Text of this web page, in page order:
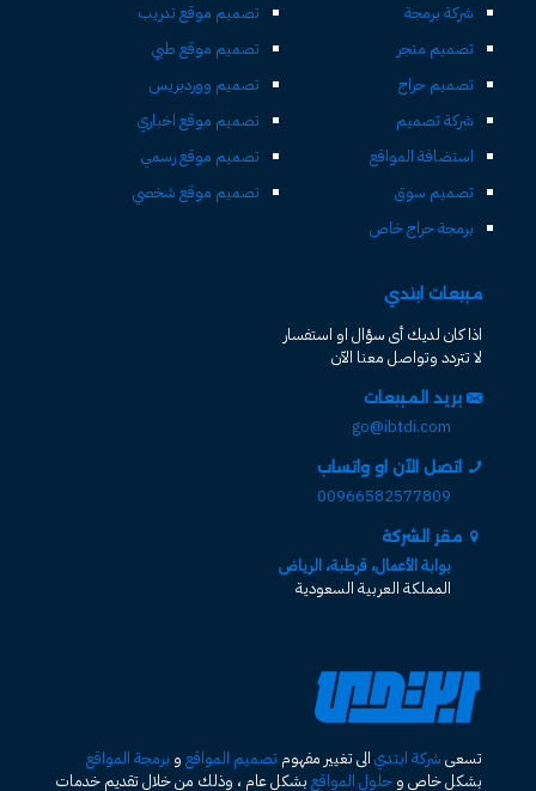
شركة برمجة
تصميم متجر
تصميم حراج
شركة تصميم
استضافة المواقع
تصميم سوق
برمجة حراج خاص
تصميم موقع تدريب
تصميم موقع طبي
تصميم ووردبريس
تصميم موقع اخباري
تصميم موقع رسمي
تصميم موقع شخصي
مبيعات ابتدي
اذا كان لديك أى سؤال او استفسار
لا تتردد وتواصل معنا الآن
بريد المبيعات
go@ibtdi.com
اتصل الآن او واتساب
00966582577809
مقر الشركة
بوابة الأعمال، قرطبة، الرياض
المملكة العربية السعودية
تسعى شركة ابتدي الى تغيير مفهوم تصميم المواقع و برمجة المواقع
بشكل خاص و حلول المواقع بشكل عام ، وذلك من خلال تقديم خدمات